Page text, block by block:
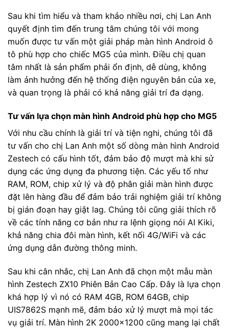
Sau khi tìm hiểu và tham khảo nhiều nơi, chị Lan Anh
quyết định tìm đến trung tâm chúng tôi với mong
muốn được tư vấn một giải pháp màn hình Android ô
tô phù hợp cho chiếc MG5 của mình. Điều chị quan
tâm nhất là sản phẩm phải ổn định, dễ dùng, không
làm ảnh hưởng đến hệ thống điện nguyên bản của xe,
và quan trọng là phải có khả năng giải trí đa dạng.
Tư vấn lựa chọn màn hình Android phù hợp cho MG5
Với nhu cầu chính là giải trí và tiện nghi, chúng tôi đã
tư vấn cho chị Lan Anh một số dòng màn hình Android
Zestech có cấu hình tốt, đảm bảo độ mượt mà khi sử
dụng các ứng dụng đa phương tiện. Các yếu tố như
RAM, ROM, chip xử lý và độ phân giải màn hình được
đặt lên hàng đầu để đảm bảo trải nghiệm giải trí không
bị gián đoạn hay giật lag. Chúng tôi cũng giải thích rõ
về các tính năng cơ bản như ra lệnh giọng nói AI Kiki,
khả năng chia đôi màn hình, kết nối 4G/WiFi và các
ứng dụng dẫn đường thông minh.
Sau khi cân nhắc, chị Lan Anh đã chọn một mẫu màn
hình Zestech ZX10 Phiên Bản Cao Cấp. Đây là lựa chọn
khá hợp lý vì nó có RAM 4GB, ROM 64GB, chip
UIS7862S mạnh mẽ, đảm bảo xử lý mượt mà mọi tác
vụ giải trí. Màn hình 2K 2000×1200 cũng mang lại chất